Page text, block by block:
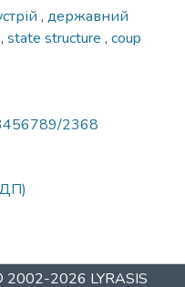
, державний
, state structure , coup
2368
2002-2026 LYRASIS